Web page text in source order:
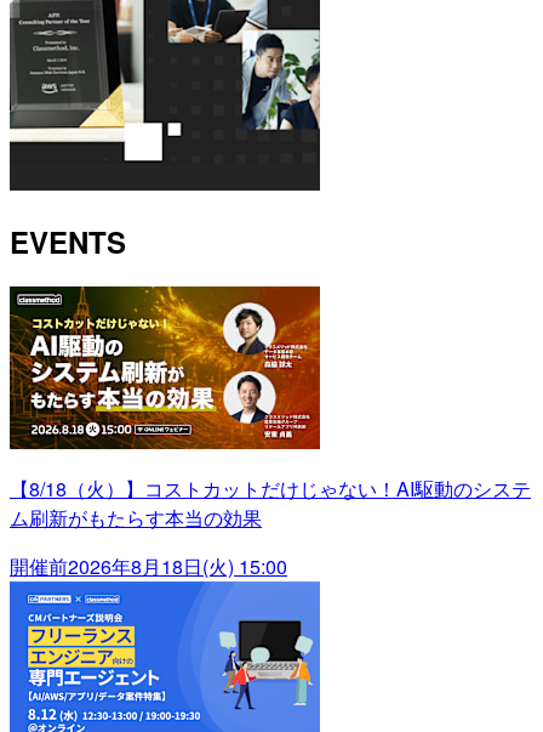
EVENTS
【8/18（火）】コストカットだけじゃない！AI駆動のシステ
ム刷新がもたらす本当の効果
開催前2026年8月18日(火) 15:00